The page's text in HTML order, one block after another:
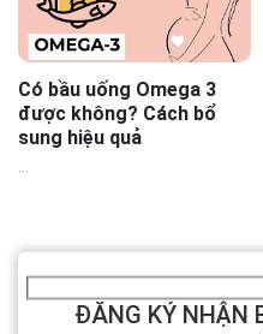
Có bầu uống Omega 3
được không? Cách bổ
sung hiệu quả
ĐĂNG KÝ NHẬN